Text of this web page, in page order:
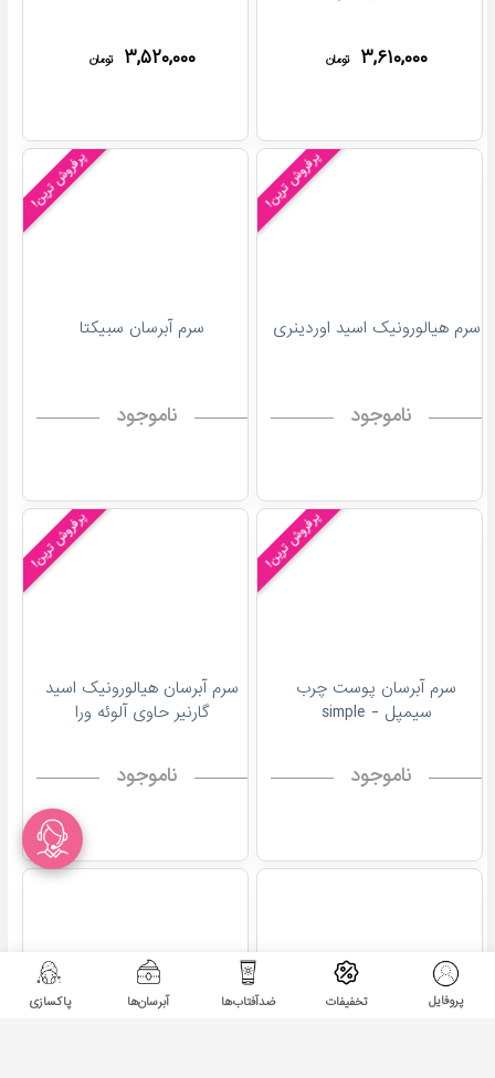
۳,۶۱۰,۰۰۰ تومان ۳,۵۲۰,۰۰۰ تومان
پرفروش ترین!
سرم هیالورونیک اسید اوردینری
ناموجود
پرفروش ترین!
سرم آبرسان سبیکتا
ناموجود
پرفروش ترین!
سرم آبرسان پوست چرب
سیمپل - simple
ناموجود
پرفروش ترین!
سرم آبرسان هیالورونیک اسید
گارنیر حاوی آلوئه ورا
ناموجود
پروفایل تخفیفات ضدآفتاب‌ها آبرسان‌ها پاکسازی